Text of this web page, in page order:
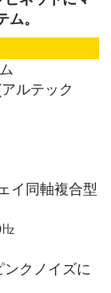
。
アルテック
イ同軸複合型
クノイズに